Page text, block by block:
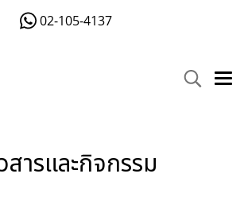
02-105-4137
สารและกิจกรรม